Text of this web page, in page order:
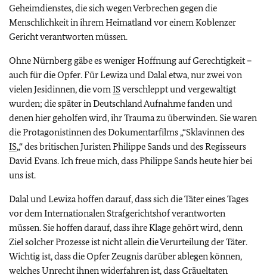
Geheimdienstes, die sich wegen Verbrechen gegen die
Menschlichkeit in ihrem Heimatland vor einem Koblenzer
Gericht verantworten müssen.
Ohne Nürnberg gäbe es weniger Hoffnung auf Gerechtigkeit –
auch für die Opfer. Für Lewiza und Dalal etwa, nur zwei von
vielen Jesidinnen, die vom ISverschleppt und vergewaltigt
wurden; die später in Deutschland Aufnahme fanden und
denen hier geholfen wird, ihr Trauma zu überwinden. Sie waren
die Protagonistinnen des Dokumentarfilms „“Sklavinnen des
IS„“ des britischen Juristen Philippe Sands und des Regisseurs
David Evans. Ich freue mich, dass Philippe Sands heute hier bei
uns ist.
Dalal und Lewiza hoffen darauf, dass sich die Täter eines Tages
vor dem Internationalen Strafgerichtshof verantworten
müssen. Sie hoffen darauf, dass ihre Klage gehört wird, denn
Ziel solcher Prozesse ist nicht allein die Verurteilung der Täter.
Wichtig ist, dass die Opfer Zeugnis darüber ablegen können,
welches Unrecht ihnen widerfahren ist, dass Gräueltaten